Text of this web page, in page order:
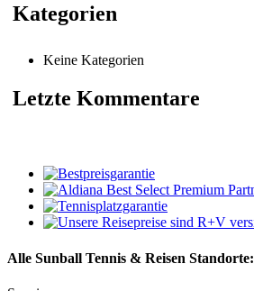
Kategorien
Keine Kategorien
Letzte Kommentare
Alle Sunball Tennis & Reisen Standorte: